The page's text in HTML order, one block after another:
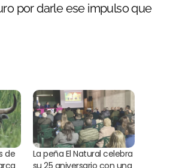
por darle ese impulso que
de
La peña El Natural celebra
su 25 aniversario con una